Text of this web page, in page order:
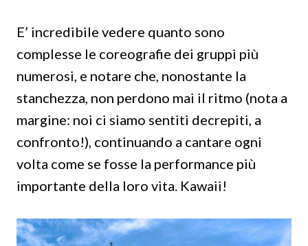
E’ incredibile vedere quanto sono
complesse le coreografie dei gruppi più
numerosi, e notare che, nonostante la
stanchezza, non perdono mai il ritmo (nota a
margine: noi ci siamo sentiti decrepiti, a
confronto!), continuando a cantare ogni
volta come se fosse la performance più
importante della loro vita. Kawaii!